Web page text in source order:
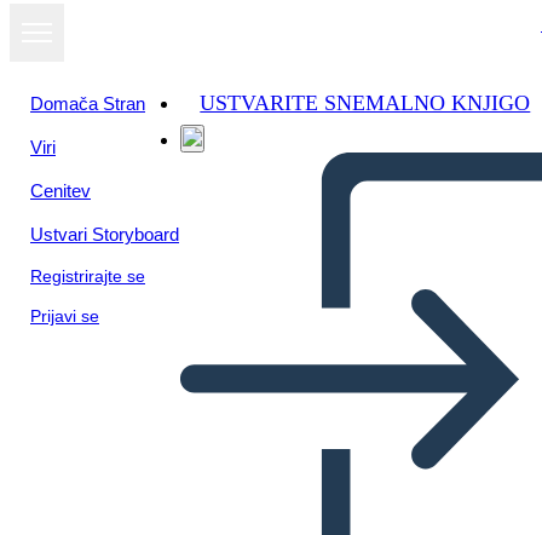
Domača Stran
Viri
Cenitev
Ustvari Storyboard
Registrirajte se
Prijavi se
USTVARITE SNEMALNO KNJIGO
Reporting Example